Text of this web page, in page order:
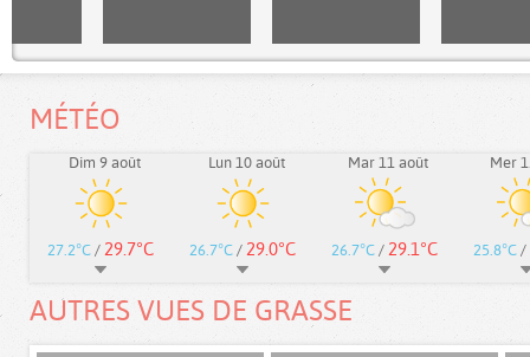
MÉTÉO
Dim 9 août
27.2°C / 29.7°C
Lun 10 août
26.7°C / 29.0°C
Mar 11 août
26.7°C / 29.1°C
Mer
25.8°C /
AUTRES VUES DE GRASSE